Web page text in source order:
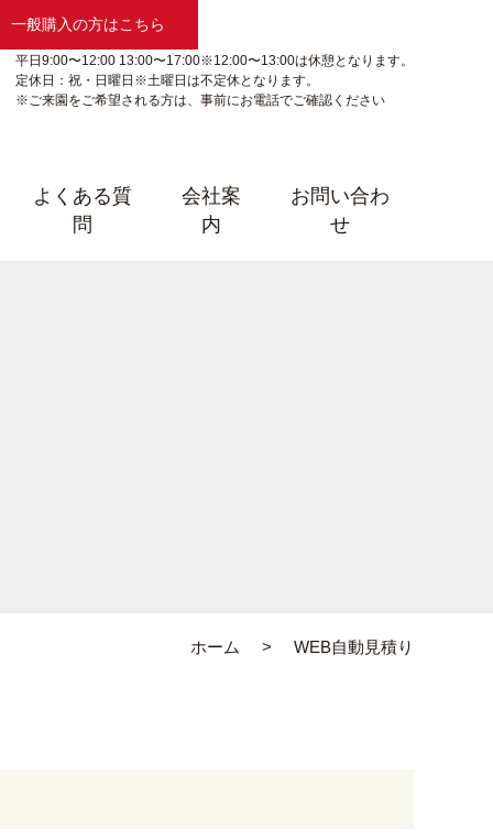
一般購入の方はこちら
平日9:00〜12:00 13:00〜17:00※12:00〜13:00は休憩となります。
定休日：祝・日曜日※土曜日は不定休となります。
※ご来園をご希望される方は、事前にお電話でご確認ください
よくある質
問
会社案
内
お問い合わ
せ
ホーム WEB自動見積り